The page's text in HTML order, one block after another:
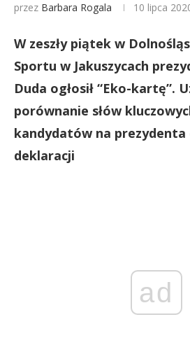
przez Barbara Rogala 10 lipca
W zeszły piątek w
Sportu w Jakuszycach
Duda ogłosił “Eko-kartę”.
porównanie słów
kandydatów na
deklaracji
ad